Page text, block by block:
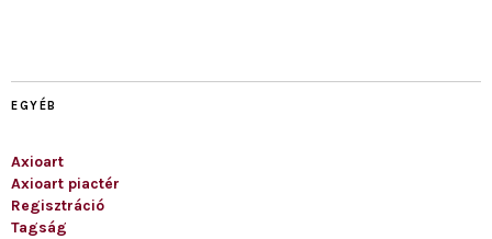
EGYÉB
Axioart
Axioart piactér
Regisztráció
Tagság